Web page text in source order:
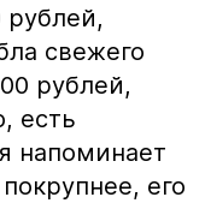
рублей,
свежего
рублей,
есть
напоминает
его